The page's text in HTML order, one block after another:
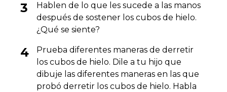
Hablen de lo que les sucede a las manos
después de sostener los cubos de hielo.
¿Qué se siente?
Prueba diferentes maneras de derretir
los cubos de hielo. Dile a tu hijo que
dibuje las diferentes maneras en las que
probó derretir los cubos de hielo. Habla